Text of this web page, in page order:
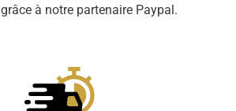
grâce à notre partenaire Paypal.